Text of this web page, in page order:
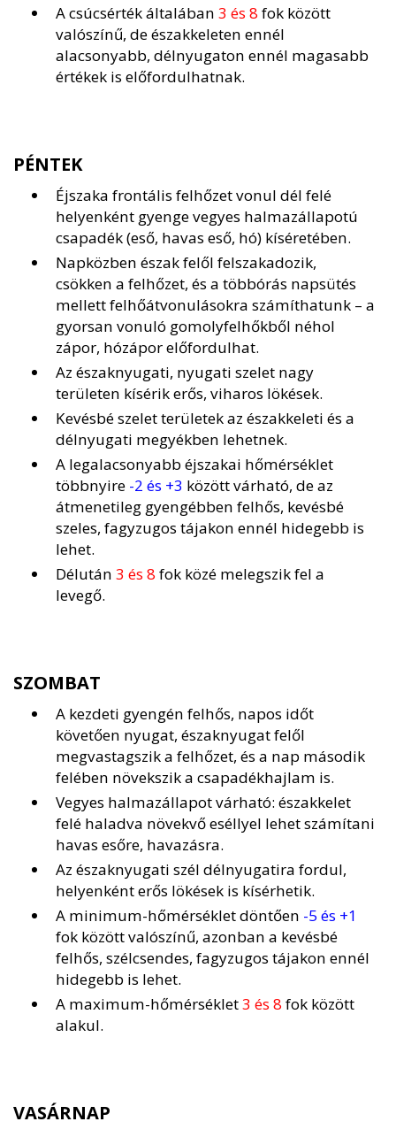
A csúcsérték általában 3 és 8 fok között
valószínű, de északkeleten ennél
alacsonyabb, délnyugaton ennél magasabb
értékek is előfordulhatnak.
PÉNTEK
Éjszaka frontális felhőzet vonul dél felé
helyenként gyenge vegyes halmazállapotú
csapadék (eső, havas eső, hó) kíséretében.
Napközben észak felől felszakadozik,
csökken a felhőzet, és a többórás napsütés
mellett felhőátvonulásokra számíthatunk – a
gyorsan vonuló gomolyfelhőkből néhol
zápor, hózápor előfordulhat.
Az északnyugati, nyugati szelet nagy
területen kísérik erős, viharos lökések.
Kevésbé szelet területek az északkeleti és a
délnyugati megyékben lehetnek.
A legalacsonyabb éjszakai hőmérséklet
többnyire -2 és +3 között várható, de az
átmenetileg gyengébben felhős, kevésbé
szeles, fagyzugos tájakon ennél hidegebb is
lehet.
Délután 3 és 8 fok közé melegszik fel a
levegő.
SZOMBAT
A kezdeti gyengén felhős, napos időt
követően nyugat, északnyugat felől
megvastagszik a felhőzet, és a nap második
felében növekszik a csapadékhajlam is.
Vegyes halmazállapot várható: északkelet
felé haladva növekvő eséllyel lehet számítani
havas esőre, havazásra.
Az északnyugati szél délnyugatira fordul,
helyenként erős lökések is kísérhetik.
A minimum-hőmérséklet döntően -5 és +1
fok között valószínű, azonban a kevésbé
felhős, szélcsendes, fagyzugos tájakon ennél
hidegebb is lehet.
A maximum-hőmérséklet3 és 8 fok között
alakul.
VASÁRNAP